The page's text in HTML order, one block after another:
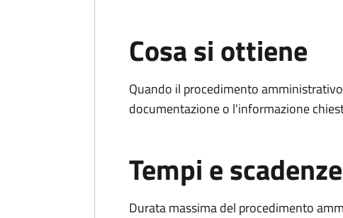
Cosa si ottiene
Quando il procedimento
documentazione o l'informazione
Tempi e scadenze
Durata massima del procedimento